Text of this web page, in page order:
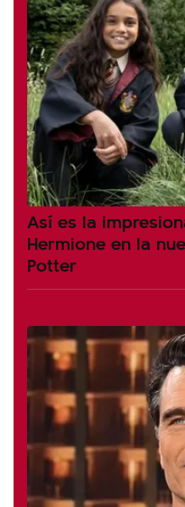
Así es la
Hermione en la
Potter